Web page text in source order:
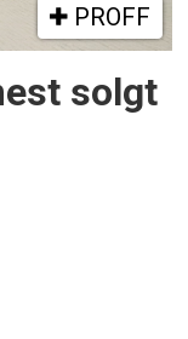
PROFF
solgt